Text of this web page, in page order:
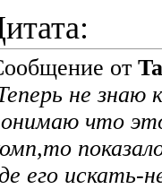
от
не знаю
что
его искать-